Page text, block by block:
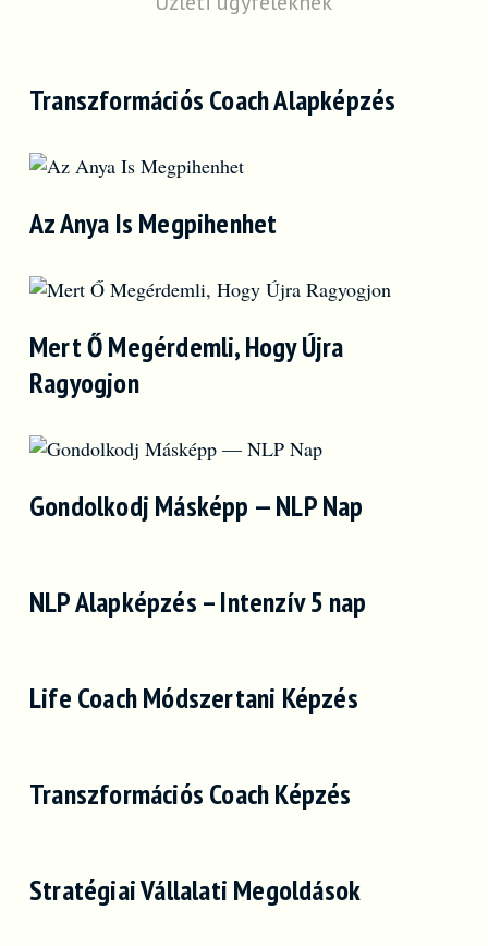
Transzformációs Coach Alapképzés
Az Anya Is Megpihenhet
Mert Ő Megérdemli, Hogy Újra
Ragyogjon
Gondolkodj Másképp — NLP Nap
NLP Alapképzés – Intenzív 5 nap
Life Coach Módszertani Képzés
Transzformációs Coach Képzés
Stratégiai Vállalati Megoldások